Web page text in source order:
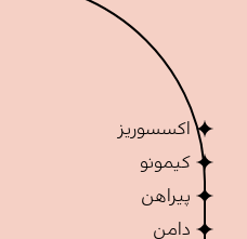
اکسسوریز
کیمونو
پیراهن
دامن